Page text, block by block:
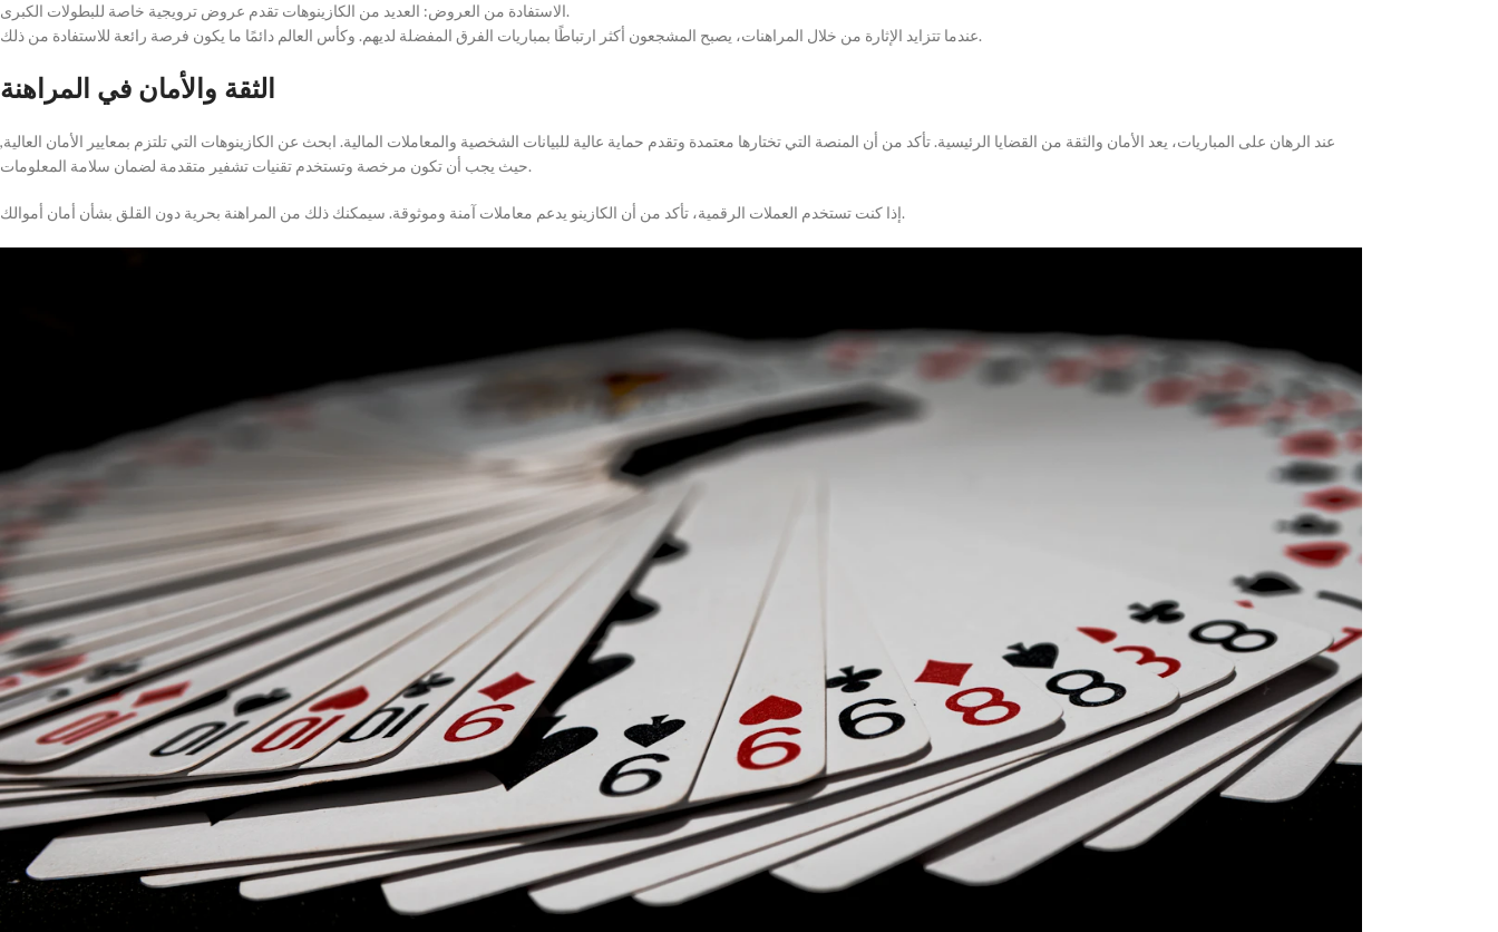
الاستفادة من العروض: العديد من الكازينوهات تقدم عروض ترويجية خاصة للبطولات الكبرى.
عندما تتزايد الإثارة من خلال المراهنات، يصبح المشجعون أكثر ارتباطًا بمباريات الفرق المفضلة لديهم. وكأس العالم دائمًا ما يكون فرصة رائعة للاستفادة من ذلك.
الثقة والأمان في المراهنة
عند الرهان على المباريات، يعد الأمان والثقة من القضايا الرئيسية. تأكد من أن المنصة التي تختارها معتمدة وتقدم حماية عالية للبيانات الشخصية والمعاملات المالية. ابحث عن الكازينوهات التي تلتزم بمعايير الأمان العالية,
حيث يجب أن تكون مرخصة وتستخدم تقنيات تشفير متقدمة لضمان سلامة المعلومات.
إذا كنت تستخدم العملات الرقمية، تأكد من أن الكازينو يدعم معاملات آمنة وموثوقة. سيمكنك ذلك من المراهنة بحرية دون القلق بشأن أمان أموالك.